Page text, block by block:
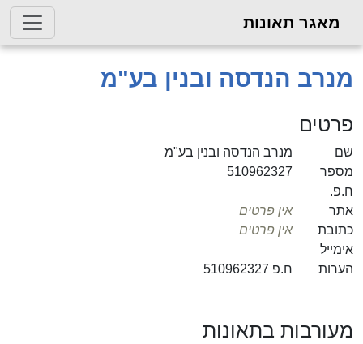
מאגר תאונות
מנרב הנדסה ובנין בע"מ
פרטים
שם
מנרב הנדסה ובנין בע"מ
מספר
ח.פ.
510962327
אתר
אין פרטים
כתובת
אימייל
אין פרטים
הערות ח.פ 510962327
מעורבות בתאונות